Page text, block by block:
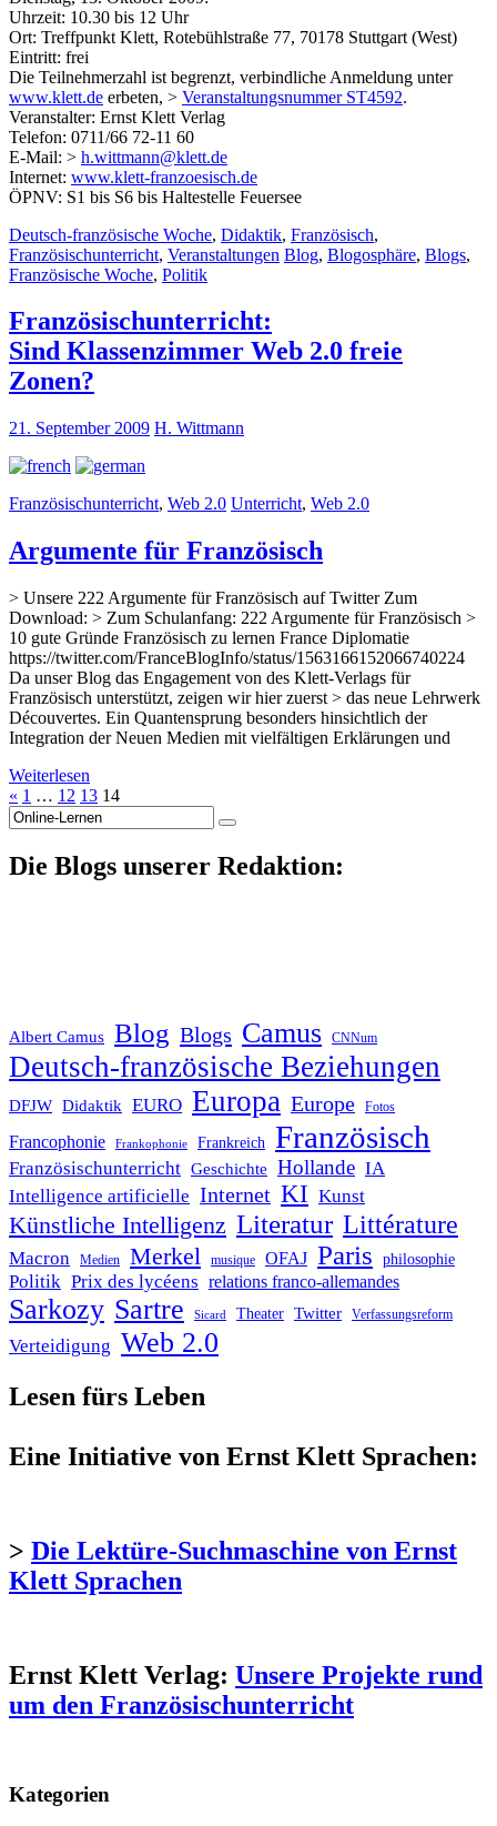
Uhrzeit: 10.30 bis 12 Uhr
Ort: Treffpunkt Klett, Rotebühlstraße 77, 70178 Stuttgart (West)
Eintritt: frei
Die Teilnehmerzahl ist begrenzt, verbindliche Anmeldung unter
www.klett.de erbeten, > Veranstaltungsnummer ST4592.
Veranstalter: Ernst Klett Verlag
Telefon: 0711/66 72-11 60
E-Mail: > h.wittmann@klett.de
Internet: www.klett-franzoesisch.de
ÖPNV: S1 bis S6 bis Haltestelle Feuersee
Deutsch-französische Woche, Didaktik, Französisch,
Französischunterricht, Veranstaltungen Blog, Blogosphäre, Blogs,
Französische Woche, Politik
Französischunterricht:
Sind Klassenzimmer Web 2.0 freie
Zonen?
21. September 2009 H. Wittmann
Französischunterricht, Web 2.0 Unterricht, Web 2.0
Argumente für Französisch
> Unsere 222 Argumente für Französisch auf Twitter Zum
Download: > Zum Schulanfang: 222 Argumente für Französisch >
10 gute Gründe Französisch zu lernen France Diplomatie
https://twitter.com/FranceBlogInfo/status/1563166152066740224
Da unser Blog das Engagement von des Klett-Verlags für
Französisch unterstützt, zeigen wir hier zuerst > das neue Lehrwerk
Découvertes. Ein Quantensprung besonders hinsichtlich der
Integration der Neuen Medien mit vielfältigen Erklärungen und
Weiterlesen
« 1 … 12 13 14
Suche
nach:
Die Blogs unserer Redaktion:
Albert Camus Blog Blogs Camus CNNum
Deutsch-französische Beziehungen
DFJW Didaktik EURO Europa Europe Fotos
Francophonie Frankophonie Frankreich Französisch
Französischunterricht Geschichte Hollande IA
Intelligence artificielle Internet KI Kunst
Künstliche Intelligenz Literatur Littérature
Macron Medien Merkel musique OFAJ Paris philosophie
Politik Prix des lycéens relations franco-allemandes
Sarkozy Sartre Sicard Theater Twitter Verfassungsreform
Verteidigung Web 2.0
Lesen fürs Leben
Eine Initiative von Ernst Klett Sprachen:
> Die Lektüre-Suchmaschine von Ernst
Klett Sprachen
Ernst Klett Verlag: Unsere Projekte rund
um den Französischunterricht
Kategorien